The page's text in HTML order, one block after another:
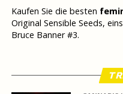
Kaufen Sie die besten
Original Sensible Seeds,
Bruce Banner #3.